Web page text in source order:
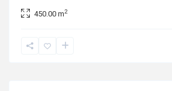
450.00 m2